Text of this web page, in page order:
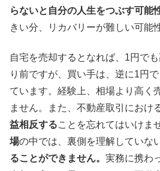
らないと自分の人生をつぶす可能
きい分、リカバリーが難しい可能
自宅を売却するとなれば、1円で
り前ですが、買い手は、逆に1円
ています。経験上、相場より高く
ません。また、不動産取引におけ
益相反することを忘れてはいけま
場の中では、裏側を理解していな
ることができません。 実務に携わ